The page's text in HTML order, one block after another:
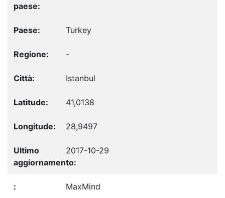
Turkey
-
Istanbul
41,0138
28,9497
2017-10-29
MaxMind